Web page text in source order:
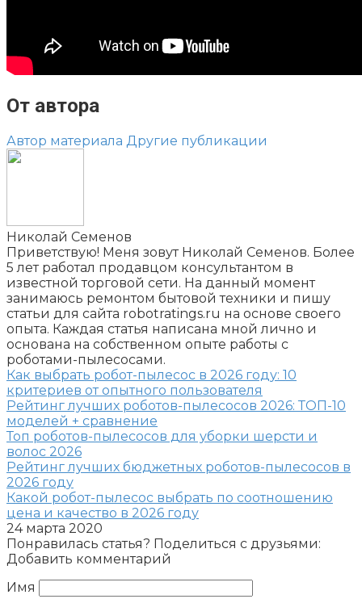
От автора
Автор материала Другие публикации
Николай Семенов
Приветствую! Меня зовут Николай Семенов. Более
5 лет работал продавцом консультантом в
известной торговой сети. На данный момент
занимаюсь ремонтом бытовой техники и пишу
статьи для сайта robotratings.ru на основе своего
опыта. Каждая статья написана мной лично и
основана на собственном опыте работы с
роботами-пылесосами.
Как выбрать робот-пылесос в 2026 году: 10
критериев от опытного пользователя
Рейтинг лучших роботов-пылесосов 2026: ТОП-10
моделей + сравнение
Топ роботов-пылесосов для уборки шерсти и
волос 2026
Рейтинг лучших бюджетных роботов-пылесосов в
2026 году
Какой робот-пылесос выбрать по соотношению
цена и качество в 2026 году
24 марта 2020
Понравилась статья? Поделиться с друзьями:
Добавить комментарий
Имя